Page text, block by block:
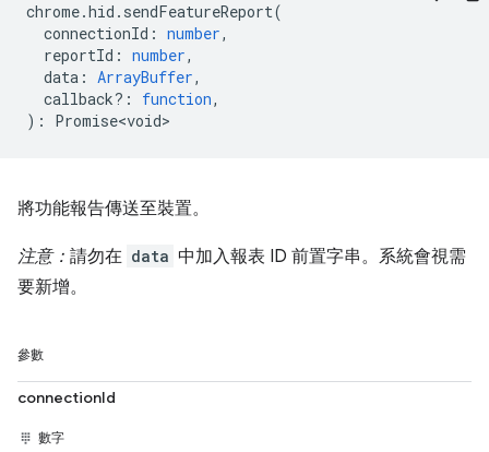
chrome.hid . sendFeatureReport(
connectionId : number,
reportId : number,
data : ArrayBuffer,
callback? : function,
) : Promise<void>
將功能報告傳送至裝置。
注意： 請勿在 data 中加入報表 ID 前置字串。系統會視需
要新增。
參數
connectionId
數字